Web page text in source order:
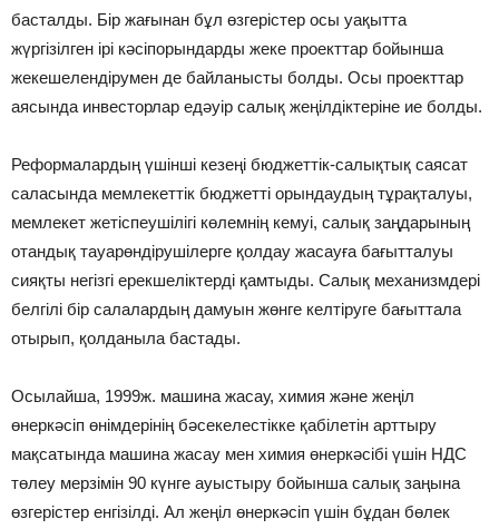
басталды. Бір жағынан бұл өзгерістер осы уақытта
жүргізілген ірі кәсіпорындарды жеке проекттар бойынша
жекешелендірумен де байланысты болды. Осы проекттар
аясында инвесторлар едәуір салық жеңілдіктеріне ие болды.
Реформалардың үшінші кезеңі бюджеттік-салықтық саясат
саласында мемлекеттік бюджетті орындаудың тұрақталуы,
мемлекет жетіспеушілігі көлемнің кемуі, салық заңдарының
отандық тауарөндірушілерге қолдау жасауға бағытталуы
сияқты негізгі ерекшеліктерді қамтыды. Салық механизмдері
белгілі бір салалардың дамуын жөнге келтіруге бағыттала
отырып, қолданыла бастады.
Осылайша, 1999ж. машина жасау, химия және жеңіл
өнеркәсіп өнімдерінің бәсекелестікке қабілетін арттыру
мақсатында машина жасау мен химия өнеркәсібі үшін НДС
төлеу мерзімін 90 күнге ауыстыру бойынша салық заңына
өзгерістер енгізілді. Ал жеңіл өнеркәсіп үшін бұдан бөлек